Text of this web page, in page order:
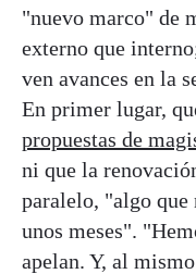
"nuevo marco" de
externo que
ven avances en la
En primer lugar,
propuestas de
ni que la
paralelo, "algo que
unos meses".
apelan. Y, al